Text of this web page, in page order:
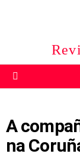
A
na